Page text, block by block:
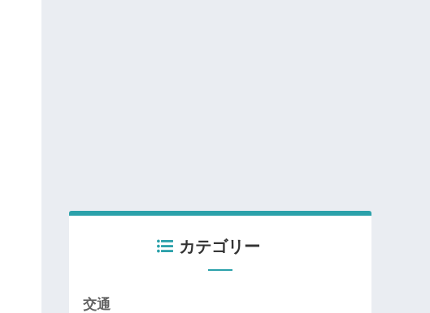
カテゴリー
交通